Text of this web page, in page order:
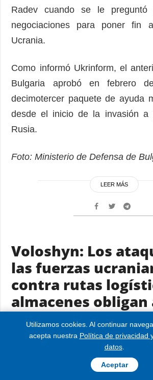
Radev cuando se le preguntó
negociaciones para poner fin
Ucrania.
Como informó Ukrinform, el
Bulgaria aprobó en febrero
decimotercer paquete de ayuda
desde el inicio de la invasión a
Rusia.
Foto: Ministerio de Defensa de
LEER MÁS
Voloshyn: Los
las fuerzas
contra rutas
almacenes obligan
rusos a restringir
municiones
Utilizamos cookies. Al continuar
acepta nuestra Política de privacidad
datos.
Aceptar